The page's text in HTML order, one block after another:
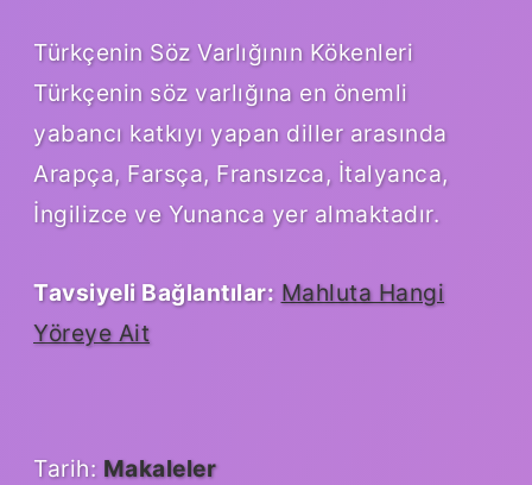
Türkçenin Söz Varlığının Kökenleri
Türkçenin söz varlığına en önemli
yabancı katkıyı yapan diller arasında
Arapça, Farsça, Fransızca, İtalyanca,
İngilizce ve Yunanca yer almaktadır.
Tavsiyeli Bağlantılar: Mahluta Hangi
Yöreye Ait
Tarih: Makaleler